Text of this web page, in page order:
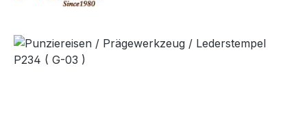
Bildergalerie überspringen